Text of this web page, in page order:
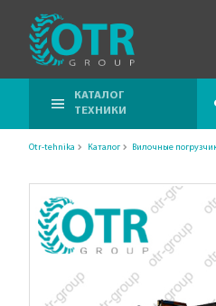
КАТАЛОГ
ТЕХНИКИ
Otr-tehnika Каталог Вилочные